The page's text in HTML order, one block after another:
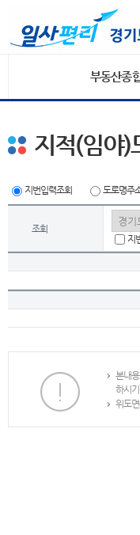
부동산종
지적(임야)
지번입력조회 도로명주
조회
지
본내
하시
위도